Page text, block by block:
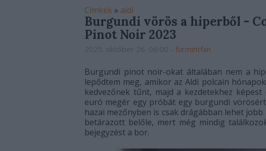
Címkék » aldi
Burgundi vörös a hiperből -
Pinot Noir 2023
furmintfan
Burgundi pinot noir-okat általában nem a
lepődtem meg, amikor az Aldi polcain
kedvezőnek tűnt, majd a kezdetekhez
euró megér egy próbát egy burgundi
hazai mezőnyben is csak drágábban lehet
betárazott belőle, mert még mindig
bejegyzést a bor.